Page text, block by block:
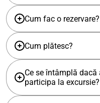
Cum fac o rezervare?
Cum plătesc?
Ce se întâmplă
participa la excursie?